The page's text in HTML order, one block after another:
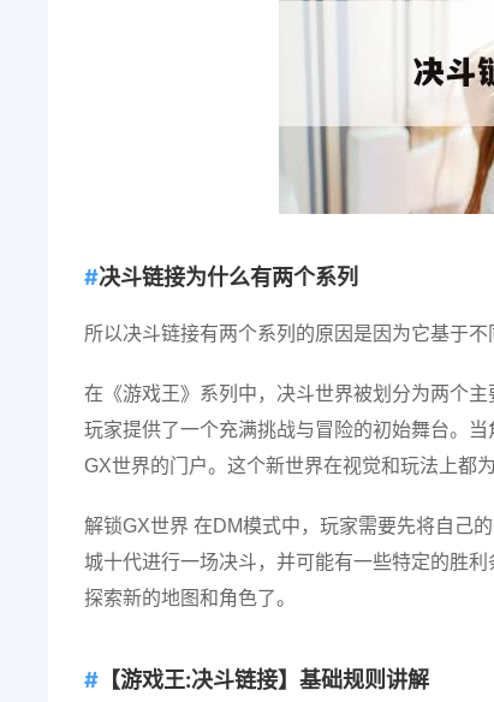
决斗链接为什么有两个系列
所以决斗链接有两个系列的原因是因为它基于不
在《游戏王》系列中，决斗世界被划分为两个
玩家提供了一个充满挑战与冒险的初始舞台。
GX世界的门户。这个新世界在视觉和玩法上都
解锁GX世界 在DM模式中，玩家需要先将自己
城十代进行一场决斗，并可能有一些特定的胜
探索新的地图和角色了。
【游戏王:决斗链接】基础规则讲解